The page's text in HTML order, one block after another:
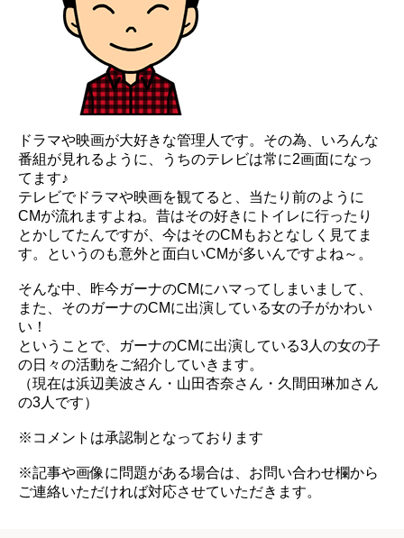
ドラマや映画が大好きな管理人です。その為、いろんな
番組が見れるように、うちのテレビは常に2画面になっ
てます♪
テレビでドラマや映画を観てると、当たり前のように
CMが流れますよね。昔はその好きにトイレに行ったり
とかしてたんですが、今はそのCMもおとなしく見てま
す。というのも意外と面白いCMが多いんですよね～。
そんな中、昨今ガーナのCMにハマってしまいまして、
また、そのガーナのCMに出演している女の子がかわい
い！
ということで、ガーナのCMに出演している3人の女の子
の日々の活動をご紹介していきます。
（現在は浜辺美波さん・山田杏奈さん・久間田琳加さん
の3人です）
※コメントは承認制となっております
※記事や画像に問題がある場合は、お問い合わせ欄から
ご連絡いただければ対応させていただきます。